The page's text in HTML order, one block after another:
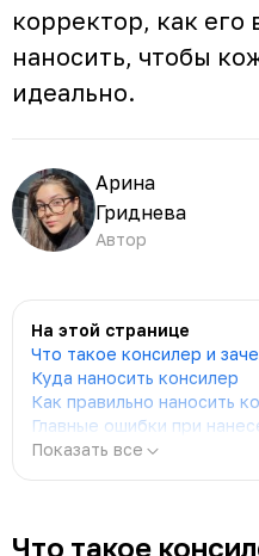
корректор, как его
наносить, чтобы
идеально.
Арина
Гриднева
Автор
На этой странице
Что такое консилер и
Куда наносить консилер
Как правильно наносить
Главные ошибки при
Показать все
Что такое